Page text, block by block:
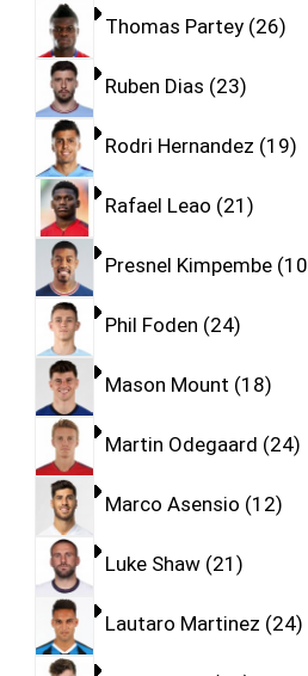
Thomas Partey 26
Ruben Dias 23
Rodri Hernandez 19
Rafael Leao 21
Presnel Kimpembe 10
Phil Foden 24
Mason Mount 18
Martin Odegaard 24
Marco Asensio 12
Luke Shaw 21
Lautaro Martinez 24